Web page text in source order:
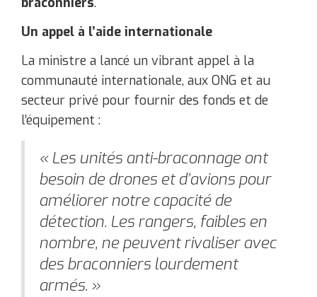
Un appel à l’aide internationale
La ministre a lancé un vibrant appel à la
communauté internationale, aux ONG et au
secteur privé pour fournir des fonds et de
l’équipement :
« Les unités anti-braconnage ont
besoin de drones et d’avions pour
améliorer notre capacité de
détection. Les rangers, faibles en
nombre, ne peuvent rivaliser avec
des braconniers lourdement
armés. »